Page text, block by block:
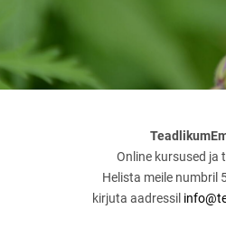
Online kursused ja
Helista meile numbril
kirjuta aadressil